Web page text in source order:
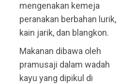
mengenakan kemeja
peranakan berbahan lurik,
kain jarik, dan blangkon.
Makanan dibawa oleh
pramusaji dalam wadah
kayu yang dipikul di